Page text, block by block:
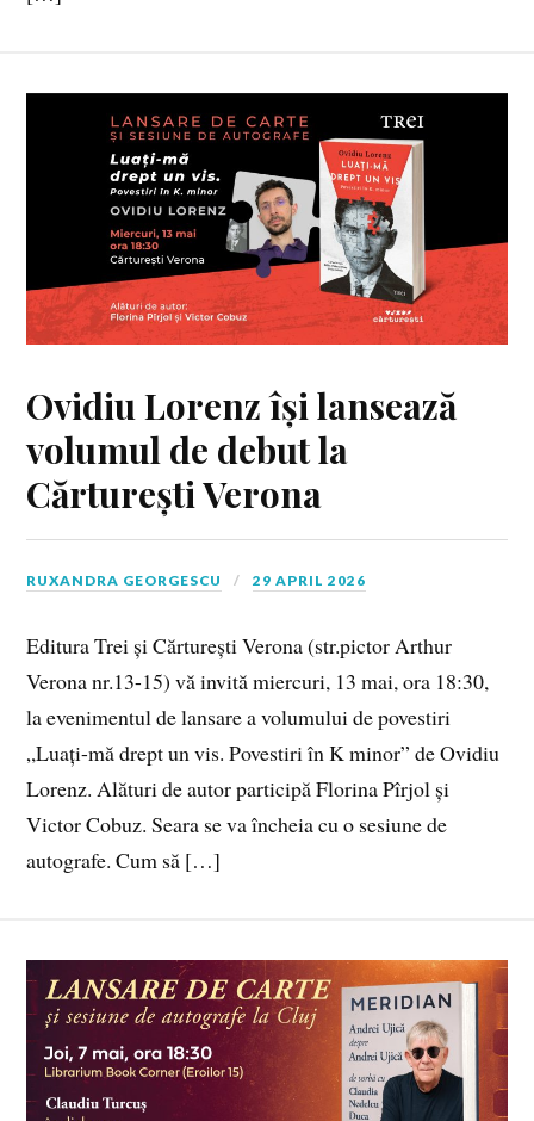
Ovidiu Lorenz își lansează
volumul de debut la
Cărturești Verona
RUXANDRA GEORGESCU 29 APRIL 2026
Editura Trei și Cărturești Verona (str.pictor Arthur
Verona nr.13-15) vă invită miercuri, 13 mai, ora 18:30,
la evenimentul de lansare a volumului de povestiri
„Luați-mă drept un vis. Povestiri în K minor” de Ovidiu
Lorenz. Alături de autor participă Florina Pîrjol și
Victor Cobuz. Seara se va încheia cu o sesiune de
autografe. Cum să […]